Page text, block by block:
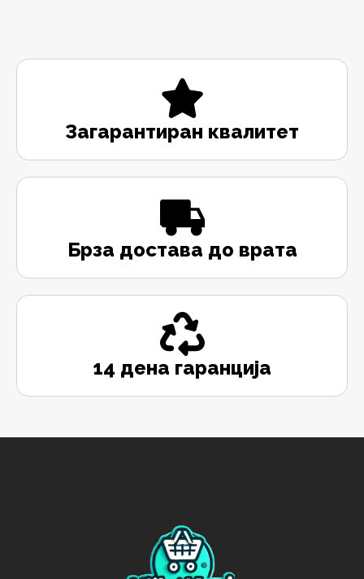
Загарантиран квалитет
Брза достава до врата
14 дена гаранција